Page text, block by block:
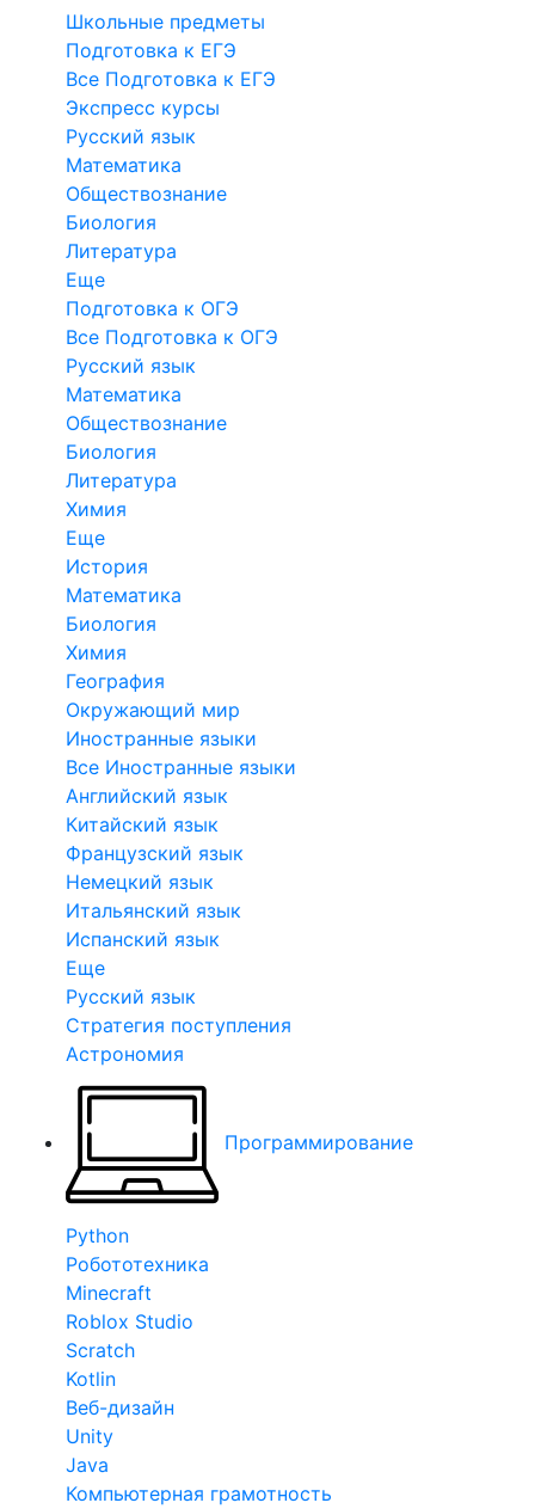
Школьные предметы
Подготовка к ЕГЭ
Все Подготовка к ЕГЭ
Экспресс курсы
Русский язык
Математика
Обществознание
Биология
Литература
Еще
Подготовка к ОГЭ
Все Подготовка к ОГЭ
Русский язык
Математика
Обществознание
Биология
Литература
Химия
Еще
История
Математика
Биология
Химия
География
Окружающий мир
Иностранные языки
Все Иностранные языки
Английский язык
Китайский язык
Французский язык
Немецкий язык
Итальянский язык
Испанский язык
Еще
Русский язык
Стратегия поступления
Астрономия
Программирование
Python
Робототехника
Minecraft
Roblox Studio
Scratch
Kotlin
Веб-дизайн
Unity
Java
Компьютерная грамотность